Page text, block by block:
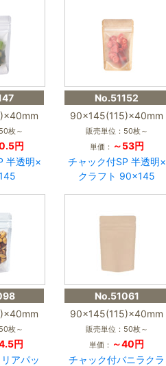
枚～
円
半透明×
No.51152
90×145(115)×40mm
販売単位：50枚～
単価： ～53円
チャック付SP 半透明×
クラフト 90×145
枚～
円
アパッ
No.51061
90×145(115)×40mm
販売単位：50枚～
単価： ～40円
チャック付バニラクラ